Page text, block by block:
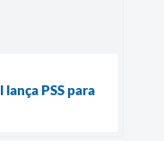
PSS para